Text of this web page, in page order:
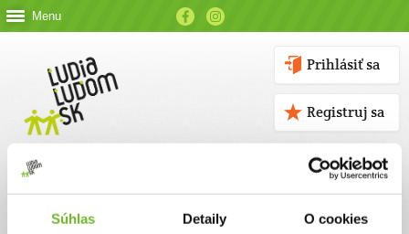
Súhlas Detaily O cookies
Menu
Prihlásiť sa
Registruj sa